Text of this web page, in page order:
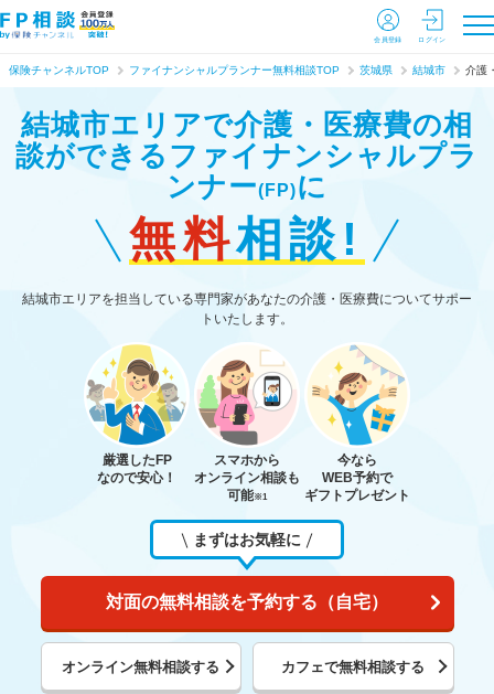
会員登録 ログイン
保険チャンネルTOP ファイナンシャルプランナー無料相談TOP 茨城県 結城市 介護
結城市エリアで介護・医療費の相
談ができる ファイナンシャルプラ
ンナー(FP)に
無料相談!
結城市エリアを担当している専門家があなたの介護・医療費についてサポー
トいたします。
厳選したFP
なので安心！
スマホから
オンライン相談も
可能※1
今なら
WEB予約で
ギフトプレゼント
まずはお気軽に
対面の無料相談を予約する（自宅）
オンライン無料相談する カフェで無料相談する